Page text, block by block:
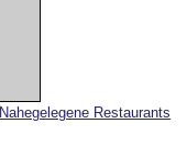
Nahegelegene Restaurants